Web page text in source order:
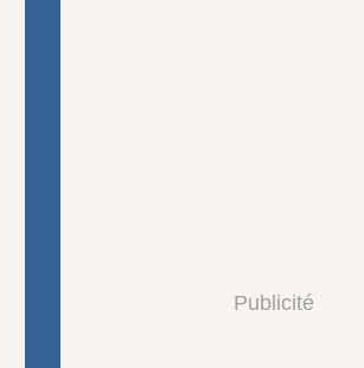
Publicité